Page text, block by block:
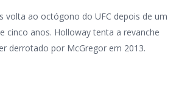
volta ao octógono do UFC depois de um
cinco anos. Holloway tenta a revanche
derrotado por McGregor em 2013.